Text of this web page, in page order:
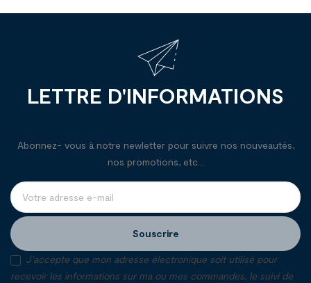
LETTRE D'INFORMATIONS
Abonnez- vous à notre newletter pour suivre nos nouveautés,
nos promotions, etc...
Souscrire
J'accepte que mon adresse électronique soit utilisé pour
recevoir les informations sur ma ou mes commandes, le suivi de